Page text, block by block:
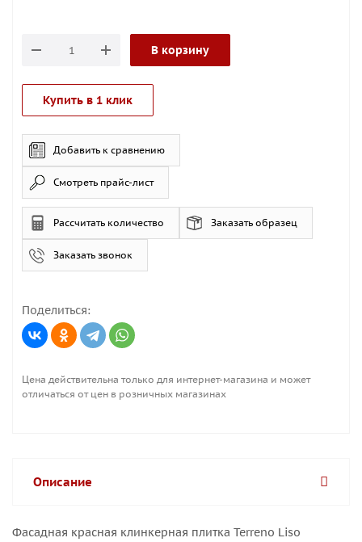
В корзину
Купить в 1 клик
Смотреть прайс-лист
Добавить к сравнению
Рассчитать количество Заказать образец
Заказать звонок
Поделиться:
Цена действительна только для интернет-магазина и может
отличаться от цен в розничных магазинах
Описание
Фасадная красная клинкерная плитка Terreno Liso